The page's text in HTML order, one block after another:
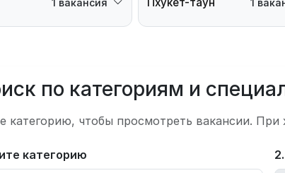
по категориям и
категорию, чтобы просмотреть вакансии. При
категорию